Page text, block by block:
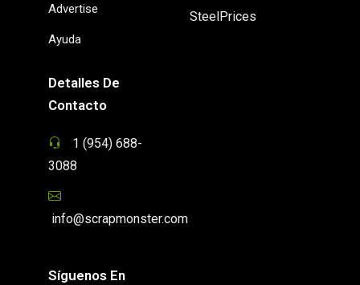
Advertise
Ayuda
SteelPrices
Detalles De
Contacto
1 (954) 688-
3088
info@scrapmonster.com
Síguenos En